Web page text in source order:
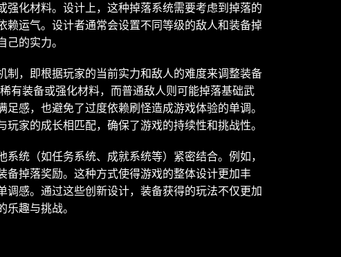
化材料。设计上，这种掉落系统需要考虑到掉落的
运气。设计者通常会设置不同等级的敌人和装备掉
的实力。
，即根据玩家的当前实力和敌人的难度来调整装备
有装备或强化材料，而普通敌人则可能掉落基础武
感，也避免了过度依赖刷怪造成游戏体验的单调。
家的成长相匹配，确保了游戏的持续性和挑战性。
统（如任务系统、成就系统等）紧密结合。例如，
掉落奖励。这种方式使得游戏的整体设计更加丰
感。通过这些创新设计，装备获得的玩法不仅更加
趣与挑战。